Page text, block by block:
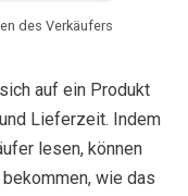
des Verkäufers
auf ein Produkt
Lieferzeit. Indem
lesen, können
wie das